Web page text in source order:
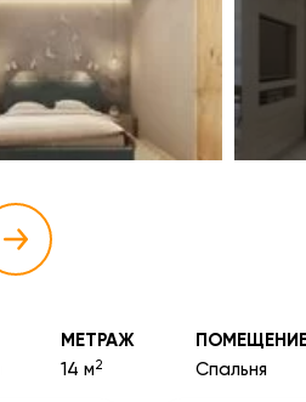
МЕТРАЖ
14 м2
Спальня